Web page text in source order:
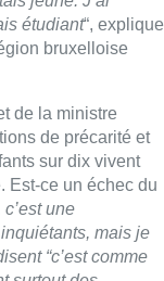
et
de
il y a des parents
les parents en
les salaires… on
dans l’enfance,
dans la société
la pauvreté.”